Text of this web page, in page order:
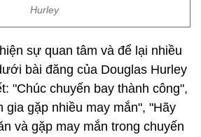
Hurley
sự quan tâm và để lại nhiều
bài đăng của Douglas Hurley
"Chúc chuyến bay thành công",
gia gặp nhiều may mắn", "Hãy
và gặp may mắn trong chuyến